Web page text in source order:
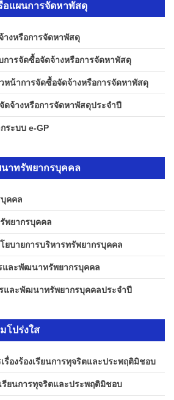
อแผนการจัดหาพัสดุ
างหรือการจัดหาพัสดุ
การจัดซื้อจัดจ้างหรือการจัดหาพัสดุ
หน้าการจัดซื้อจัดจ้างหรือการจัดหาพัสดุ
ดจ้างหรือการจัดหาพัสดุประจำปี
ระบบ e-GP
าทรัพยากรบุคคล
คคล
พยากรบุคคล
ยบายการบริหารทรัพยากรบุคคล
ละพัฒนาทรัพยากรบุคคล
และพัฒนาทรัพยากรบุคคลประจำปี
โปร่งใส
รื่องร้องเรียนการทุจริตและประพฤติมิชอบ
รียนการทุจริตและประพฤติมิชอบ